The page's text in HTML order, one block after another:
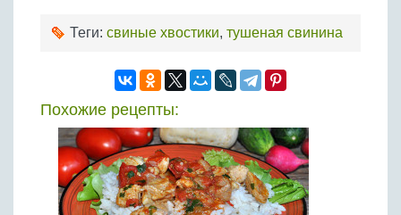
Теги: свиные хвостики, тушеная свинина
Похожие рецепты: